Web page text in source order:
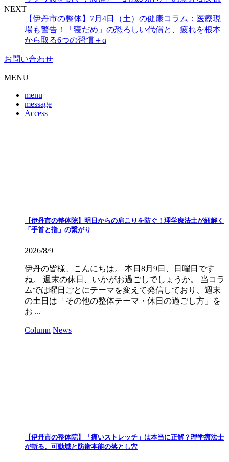
NEXT
【伊丹市の整体】7月4日（土）の健康コラム：医療現
場も警告！「寝だめ」の恐ろしい代償と、疲れを根本
から取る6つの習慣＋α
お問い合わせ
MENU
menu
message
Access
【伊丹市の整体院】明日からの肩こりを防ぐ！理学療法士が紐解く
「手首と指」の繋がり
2026/8/9
伊丹の皆様、こんにちは。 本日8月9日、日曜日です
ね。 週末の休日、いかがお過ごしでしょうか。 当コラ
ムでは曜日ごとにテーマを変えて発信しており、週末
の土日は「その他の整体テーマ・休日の過ごし方」を
お ...
Column News
【伊丹市の整体院】「痛いストレッチ」は本当に正解？理学療法士
が斬る、可動域と防衛本能の落とし穴